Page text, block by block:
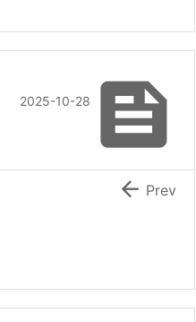

2025-10-28
 Prev